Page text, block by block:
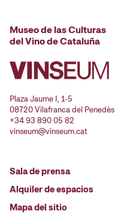
Museo de las Culturas
del Vino de Cataluña
Plaza Jaume I, 1-5
08720 Vilafranca del Penedès
+34 93 890 05 82
vinseum@vinseum.cat
Sala de prensa
Alquiler de espacios
Mapa del sitio